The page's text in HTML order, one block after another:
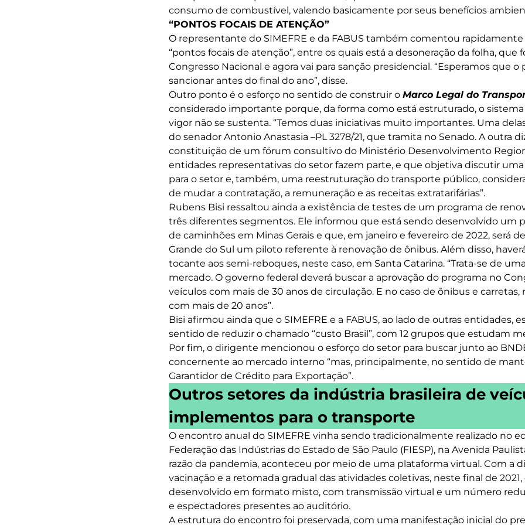
consumo de combustível, valendo basicamente por seus benefícios
“PONTOS FOCAIS DE ATENÇÃO”
O representante do SIMEFRE e da FABUS também comentou
“pontos focais de atenção”, entre os quais está a desoneração da folha, que
Congresso Nacional e agora vai para sanção presidencial. “Esperamos que
sancionar antes do final do ano”, disse.
Outro ponto é o esforço no sentido de construir o Marco Legal do
considerado importante porque, da forma como está estruturado, o
vigor não se sustenta. “Temos duas iniciativas muito importantes. Uma
do senador Antonio Anastasia –PL 3278/21, que tramita no Senado. A outra
constituição de um fórum consultivo do Ministério Desenvolvimento
entidades representativas do setor fazem parte, e que objetiva discutir
para o setor e, também, uma reestruturação do transporte público,
de mudar a contratação, a remuneração e as receitas extratarifárias”.
Rubens Bisi ressaltou ainda a existência de testes de um programa de
três diferentes segmentos. Ele informou que está sendo desenvolvido um
de caminhões em Minas Gerais e que, em janeiro e fevereiro de 2022, será
Grande do Sul um piloto referente à renovação de ônibus. Além disso,
tocante aos semi-reboques, neste caso, em Santa Catarina. “Trata-se de
mercado. O governo federal deverá buscar a aprovação do programa no
veículos com mais de 30 anos de circulação. E no caso de ônibus e carretas,
com mais de 20 anos”.
Bisi afirmou ainda que o SIMEFRE e a FABUS, ao lado de outras entidades,
sentido de reduzir o chamado “custo Brasil”, com 12 grupos que estudam
Por fim, o dirigente mencionou o esforço do setor para buscar junto ao
concernente ao mercado interno “mas, principalmente, no sentido de
Garantidor de Crédito para Exportação”.
Outros setores da indústria brasileira de
implementos para o transporte
O encontro anual do SIMEFRE vinha sendo tradicionalmente realizado no
Federação das Indústrias do Estado de São Paulo (FIESP), na Avenida
razão da pandemia, aconteceu por meio de uma plataforma virtual. Com a
vacinação e a retomada gradual das atividades coletivas, neste final de
desenvolvido em formato misto, com transmissão virtual e um número
e espectadores presentes ao auditório.
A estrutura do encontro foi preservada, com uma manifestação inicial do